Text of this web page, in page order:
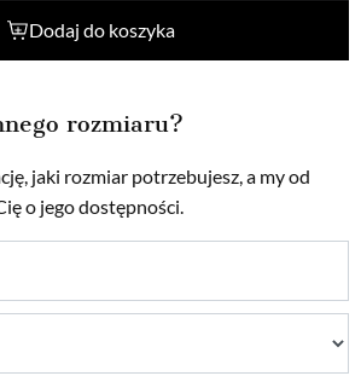
Dodaj do koszyka
rozmiaru?
jaki rozmiar potrzebujesz, a my od
o jego dostępności.